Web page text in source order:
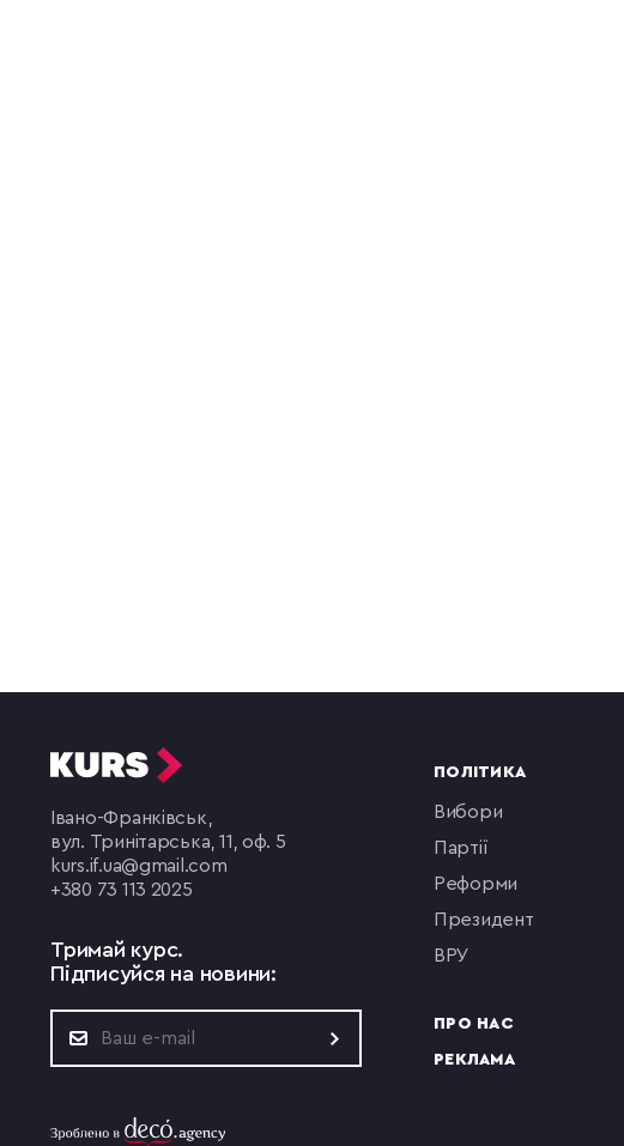
Івано-Франківськ,
вул. Тринітарська, 11, оф. 5
kurs.if.ua@gmail.com
+380 73 113 2025
Тримай курс.
Підписуйся на новини:
ПОЛІТИКА
вибори
партії
реформи
президент
ВРУ
ПРО НАС
РЕКЛАМА